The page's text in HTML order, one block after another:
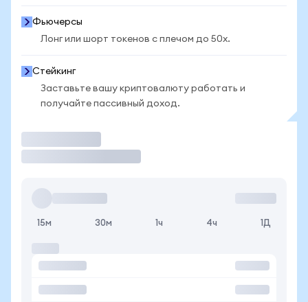
Фьючерсы
Лонг или шорт токенов с плечом до 50x.
Стейкинг
Заставьте вашу криптовалюту работать и
получайте пассивный доход.
15м 30м 1ч 4ч 1Д